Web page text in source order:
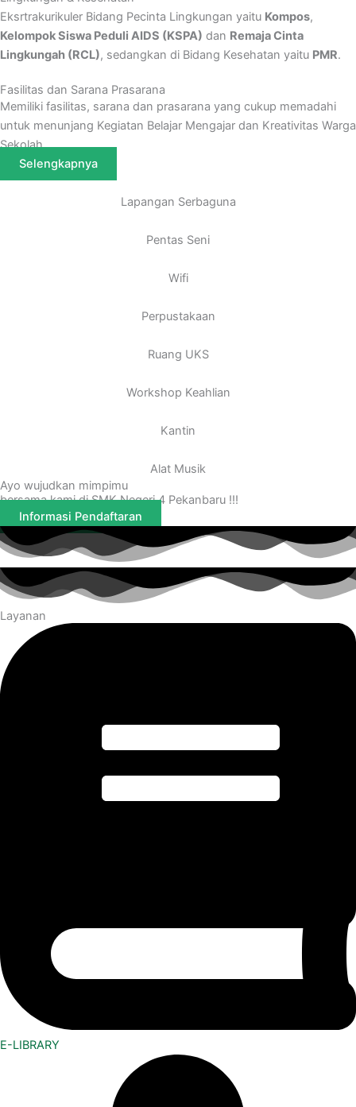
Eksrtrakurikuler Bidang Pecinta Lingkungan yaitu Kompos,
Kelompok Siswa Peduli AIDS (KSPA) dan Remaja Cinta
Lingkungah (RCL), sedangkan di Bidang Kesehatan yaitu PMR.
Fasilitas dan Sarana Prasarana
Memiliki fasilitas, sarana dan prasarana yang cukup memadahi
untuk menunjang Kegiatan Belajar Mengajar dan Kreativitas Warga
Sekolah
Selengkapnya
Lapangan Serbaguna
Pentas Seni
Wifi
Perpustakaan
Ruang UKS
Workshop Keahlian
Kantin
Alat Musik
Ayo wujudkan mimpimu
bersama kami di SMK Negeri 4 Pekanbaru !!!
Informasi Pendaftaran
Layanan
E-LIBRARY